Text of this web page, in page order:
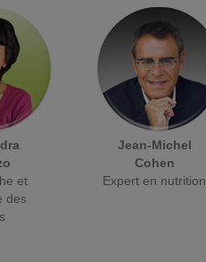
et
des
Jean-Michel
Cohen
Expert en nutrition